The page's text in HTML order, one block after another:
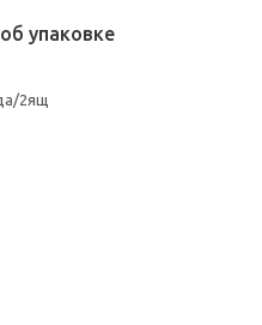
упаковке
2ящ